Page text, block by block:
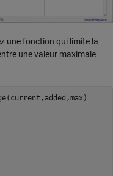
une fonction qui limite la
une valeur maximale